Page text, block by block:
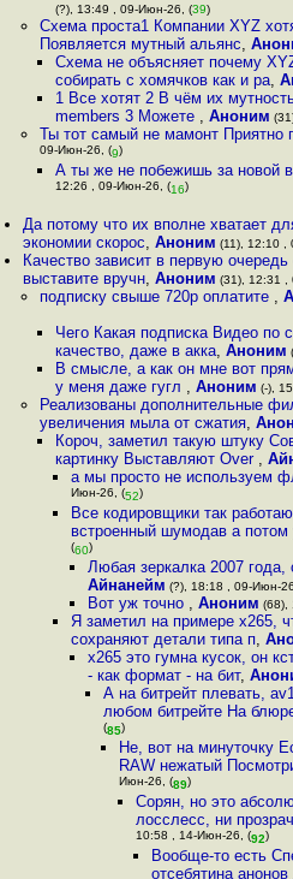
(?), 13:49 , 09-Июн-26, (39)
Схема проста1 Компании XYZ
Появляется мутный альянс,
Схема не объясняет почему
собирать с хомячков как и ра,
1 Все хотят 2 В чём их
members 3 Можете , Аноним
Ты тот самый не мамонт Приятно
09-Июн-26, (9)
А ты же не побежишь за новой
12:26 , 09-Июн-26, (16)
Да потому что их вполне хватает
экономии скорос,Аноним (11), 12:10 ,
Качество зависит в первую
выставите вручн,Аноним (31), 12:31 ,
подписку свыше 720р оплатите ,
Чего Какая подписка Видео по
качество, даже в акка, Аноним
В смысле, а как он мне вот
у меня даже гугл , Аноним (-),
Реализованы дополнительные
увеличения мыла от сжатия,
Короч, заметил такую штуку
картинку Выставляют Over ,
а мы просто не используем
Июн-26, (52)
Все кодировщики так
встроенный шумодав а потом
(60)
Любая зеркалка 2007
Айнанейм (?), 18:18 , 09-Июн-
Вот уж точно , Аноним (68),
Я заметил на примере x265,
сохраняют детали типа п,
x265 это гумна кусок, он
- как формат - на бит,
А на битрейт плевать,
любом битрейте На
(85)
Не, вот на минуточку
RAW нежатый
Июн-26, (89)
Сорян, но это
лосслесс, ни
10:58 , 14-Июн-26, (92)
Вообще-то есть
отсебятина